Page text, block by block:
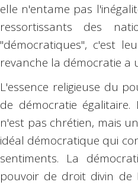
elle n'entame pas
ressortissants des
"démocratiques", c'est
revanche la démocratie a
L'essence religieuse du
de démocratie
n'est pas chrétien, mais
idéal démocratique qui
sentiments. La
pouvoir de droit divin de